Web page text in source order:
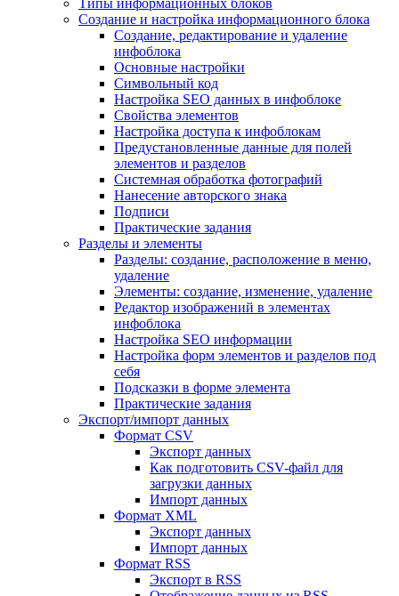
Типы информационных блоков
Создание и настройка информационного блока
Создание, редактирование и удаление
инфоблока
Основные настройки
Символьный код
Настройка SEO данных в инфоблоке
Свойства элементов
Настройка доступа к инфоблокам
Предустановленные данные для полей
элементов и разделов
Системная обработка фотографий
Нанесение авторского знака
Подписи
Практические задания
Разделы и элементы
Разделы: создание, расположение в меню,
удаление
Элементы: создание, изменение, удаление
Редактор изображений в элементах
инфоблока
Настройка SEO информации
Настройка форм элементов и разделов под
себя
Подсказки в форме элемента
Практические задания
Экспорт/импорт данных
Формат CSV
Экспорт данных
Как подготовить CSV-файл для
загрузки данных
Импорт данных
Формат XML
Экспорт данных
Импорт данных
Формат RSS
Экспорт в RSS